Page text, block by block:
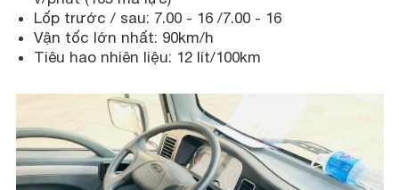
Lốp trước / sau: 7.00 - 16 /7.00 - 16
Vận tốc lớn nhất: 90km/h
Tiêu hao nhiên liệu: 12 lít/100km